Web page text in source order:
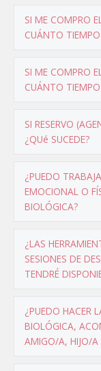
SI ME COMPRO
CUÁNTO
SI ME COMPRO
CUÁNTO
SI RESERVO
¿QUé SUCEDE?
¿PUEDO
EMOCIONAL O
BIOLÓGICA?
¿LAS
SESIONES DE
TENDRÉ
¿PUEDO HACER
BIOLÓGICA,
AMIGO/A, HIJO/A